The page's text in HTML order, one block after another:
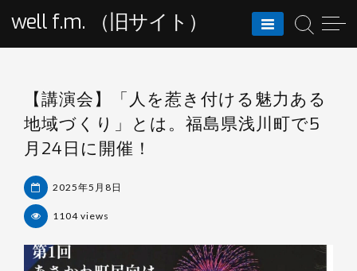
well f.m. （旧サイト）
BLOG
【講演会】「人を惹き付ける魅力ある
地域づくり」とは。福島県浅川町で5
月24日に開催！
2025年5月8日
浦
1104 views